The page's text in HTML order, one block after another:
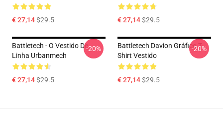
€ 27,14$29.5 € 27,14$29.5
Battletech - O Vestido De
Linha Urbanmech
€ 27,14$29.5
-20%
Battletech Davion Gráfico T-
Shirt Vestido
€ 27,14$29.5
-20%